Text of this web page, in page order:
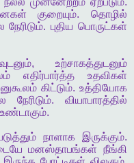
குறையும். தொழில்
நேரிடும்.புதிய பொருட்கள்
, உற்சாகத்துடனும்
எதிர்பார்த்த
உதவிகள்
கிட்டும்.உத்தியோக
நேரிடும்.வியாபாரத்தில்
உண்டாகும்.
நாளாக இருக்கும்.
மனஸ்தாபங்கள் நீங்கி